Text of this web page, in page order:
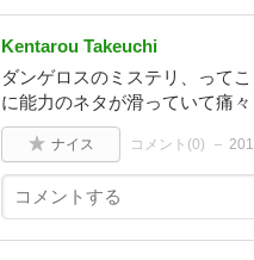
Kentarou Takeuchi
ダンゲロスのミステリ、って
に能力のネタが滑っていて痛
ナイス コメント(0)